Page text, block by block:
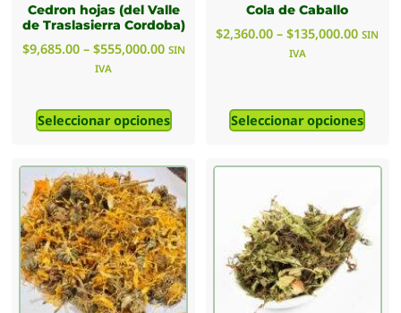
Cedron hojas (del Valle
de Traslasierra Cordoba)
$9,685.00 – $555,000.00 SIN
IVA
Seleccionar opciones
Cola de Caballo
$2,360.00 – $135,000.00 SIN
IVA
Seleccionar opciones